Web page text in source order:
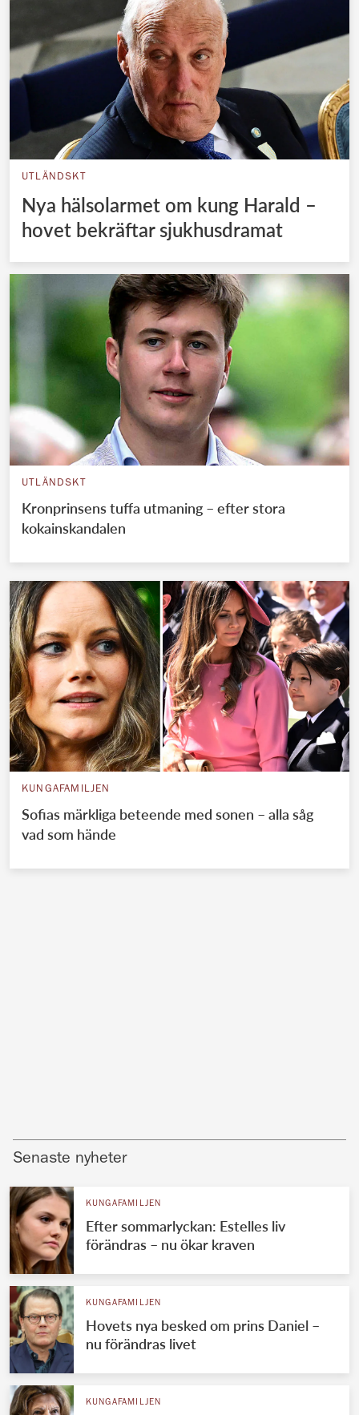
UTLÄNDSKT
Nya hälsolarmet om kung Harald –
hovet bekräftar sjukhusdramat
UTLÄNDSKT
Kronprinsens tuffa utmaning – efter stora
kokainskandalen
KUNGAFAMILJEN
Sofias märkliga beteende med sonen – alla såg
vad som hände
Senaste nyheter
KUNGAFAMILJEN
Efter sommarlyckan: Estelles liv
förändras – nu ökar kraven
KUNGAFAMILJEN
Hovets nya besked om prins Daniel –
nu förändras livet
KUNGAFAMILJEN